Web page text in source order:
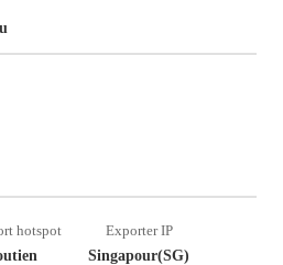
hotspot
Exporter IP
Singapour(SG)